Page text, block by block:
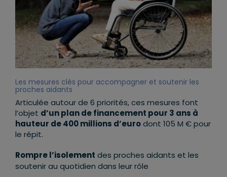
Les mesures clés pour accompagner et soutenir les
proches aidants
Articulée autour de 6 priorités, ces mesures font
l’objet d’unplan de financement pour 3 ans à
hauteur de 400 millions d’eurodont 105 M € pour
le répit.
Rompre l’isolement des proches aidants et les
soutenir au quotidien dans leur rôle